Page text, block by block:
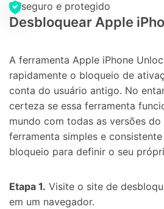
Abrir APP
seguro e protegido
Desbloquear Apple
A ferramenta Apple iPhone
rapidamente o bloqueio de
conta do usuário antigo. No
certeza se essa ferramenta
mundo com todas as versões do
ferramenta simples e
bloqueio para definir o seu
Etapa 1. Visite o site de
em um navegador.